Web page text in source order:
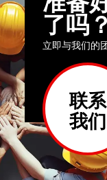
了吗？
立即与我们的
联系
我们